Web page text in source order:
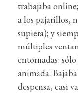
trabajaba
a los pajarillos,
supiera); y
múltiples
entornadas:
animada.
despensa, casi